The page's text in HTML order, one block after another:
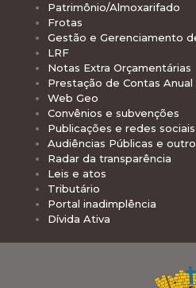
Patrimônio/Almoxarifado
Frotas
Gestão e Gerenciamento
LRF
Notas Extra Orçamentárias
Prestação de Contas Anual
Web Geo
Convênios e subvenções
Publicações e redes sociais
Audiências Públicas e
Radar da transparência
Leis e atos
Tributário
Portal inadimplência
Dívida Ativa